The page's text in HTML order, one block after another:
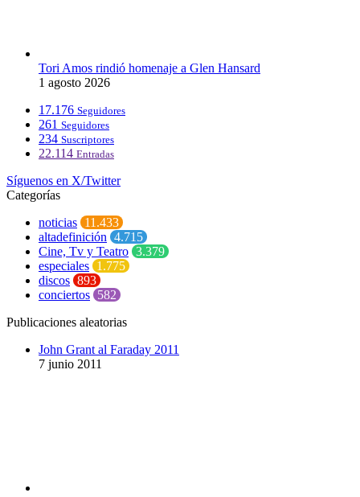
Tori Amos rindió homenaje a Glen Hansard
1 agosto 2026
17.176 Seguidores
261 Seguidores
234 Suscriptores
22.114 Entradas
Síguenos en X/Twitter
Categorías
noticias 11.433
altadefinición 4.715
Cine, Tv y Teatro 3.379
especiales 1.775
discos 893
conciertos 582
Publicaciones aleatorias
John Grant al Faraday 2011
7 junio 2011